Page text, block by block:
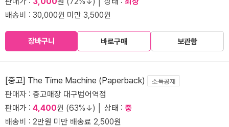
배송비 : 30,000원 미만 3,500원
장바구니 바로구매 보관함
[중고] The Time Machine (Paperback) 소득공제
판매자 : 중고매장 대구범어역점
판매가 : 4,400원 (63%↓) │ 상태 : 중
배송비 : 2만원 미만 배송료 2,500원